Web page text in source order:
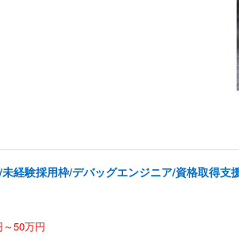
未経験採用枠/デバッグエンジニア/資格取得支
～50万円